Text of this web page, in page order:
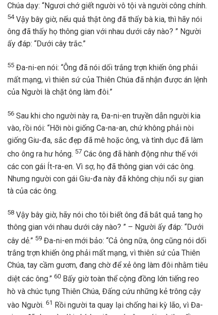
Chúa dạy: “Ngươi chớ giết người vô tội và người công chính.
54Vậy bây giờ, nếu quả thật ông đã thấy bà kia, thì hãy nói
ông đã thấy họ thông gian với nhau dưới cây nào? ” Người
ấy đáp: “Dưới cây trắc.”
55 Đa-ni-en nói: “Ông đã nói dối trắng trợn khiến ông phải
mất mạng, vì thiên sứ của Thiên Chúa đã nhận được án lệnh
của Người là chặt ông làm đôi.”
56 Sau khi cho người này ra, Đa-ni-en truyền dẫn người kia
vào, rồi nói: “Hỡi nòi giống Ca-na-an, chứ không phải nòi
giống Giu-đa, sắc đẹp đã mê hoặc ông, và tình dục đã làm
cho ông ra hư hỏng. 57 Các ông đã hành động như thế với
các con gái Ít-ra-en. Vì sợ, họ đã thông gian với các ông.
Nhưng người con gái Giu-đa này đã không chịu nổi sự gian
tà của các ông.
58 Vậy bây giờ, hãy nói cho tôi biết ông đã bắt quả tang họ
thông gian với nhau dưới cây nào? ” – Người ấy đáp: “Dưới
cây dẻ.” 59 Đa-ni-en mới bảo: “Cả ông nữa, ông cũng nói dối
trắng trợn khiến ông phải mất mạng, vì thiên sứ của Thiên
Chúa, tay cầm gươm, đang chờ để xẻ ông làm đôi nhằm tiêu
diệt các ông.” 60 Bấy giờ toàn thể cộng đồng lớn tiếng reo
hò và chúc tụng Thiên Chúa, Đấng cứu những kẻ trông cậy
vào Người. 61 Rồi người ta quay lại chống hai kỳ lão, vì Đa-